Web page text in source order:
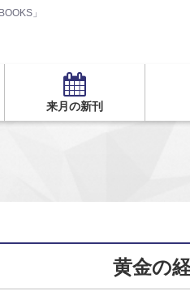
」
来月の新刊
黄金の